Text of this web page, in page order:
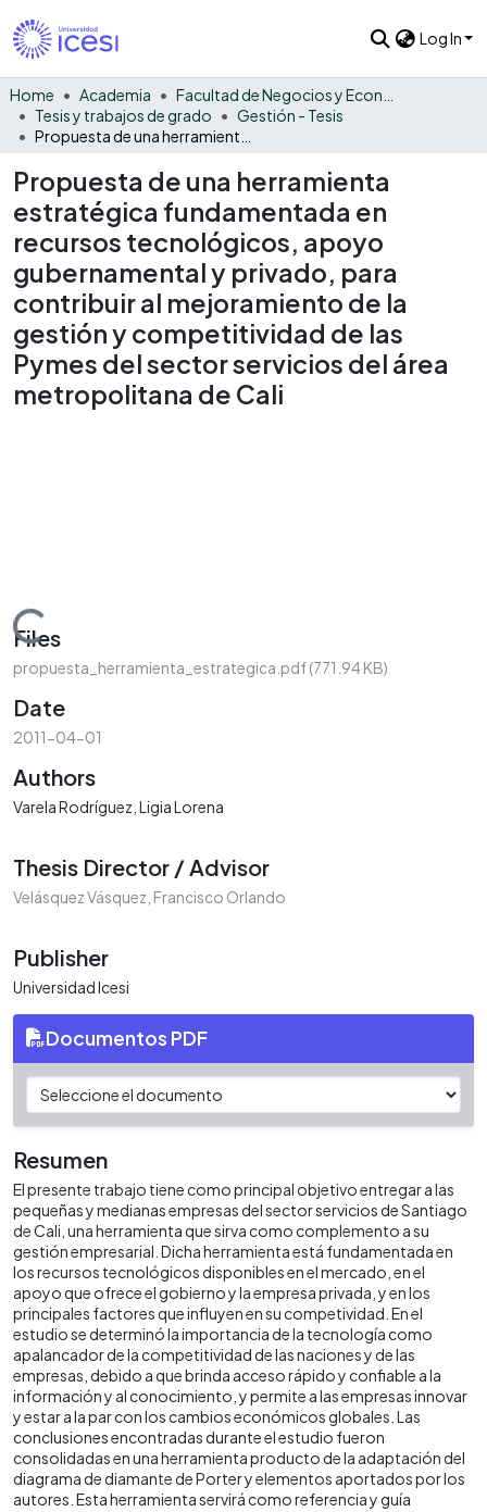
Log In
Home Academia
Tesis y trabajos de grado
Gestión - Tesis
Propuesta de una herramienta
estratégica fundamentada en
recursos tecnológicos, apoyo
gubernamental y privado, para
contribuir al mejoramiento de la
gestión y competitividad de las
Pymes del sector servicios del área
metropolitana de Cali
Loading...
Files
propuesta_herramienta_estrategica.pdf(771.94 KB)
Date
2011-04-01
Authors
Varela Rodríguez, Ligia Lorena
Thesis Director / Advisor
Velásquez Vásquez, Francisco Orlando
Publisher
Universidad Icesi
Documentos PDF
Resumen
El presente trabajo tiene como principal objetivo entregar a las
pequeñas y medianas empresas del sector servicios de Santiago
de Cali, una herramienta que sirva como complemento a su
gestión empresarial. Dicha herramienta está fundamentada en
los recursos tecnológicos disponibles en el mercado, en el
apoyo que ofrece el gobierno y la empresa privada, y en los
principales factores que influyen en su competividad. En el
estudio se determinó la importancia de la tecnología como
apalancador de la competitividad de las naciones y de las
empresas, debido a que brinda acceso rápido y confiable a la
información y al conocimiento, y permite a las empresas innovar
y estar a la par con los cambios económicos globales. Las
conclusiones encontradas durante el estudio fueron
consolidadas en una herramienta producto de la adaptación del
diagrama de diamante de Porter y elementos aportados por los
autores. Esta herramienta servirá como referencia y guía